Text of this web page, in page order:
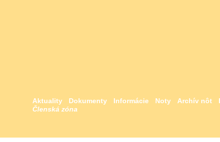
Aktuality Dokumenty Informácie Noty Archív nôt
Členská zóna